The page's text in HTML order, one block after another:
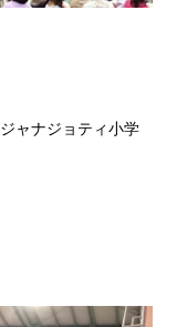
ャナジョティ小学